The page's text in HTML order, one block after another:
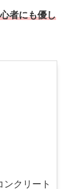
者にも優し
クリート